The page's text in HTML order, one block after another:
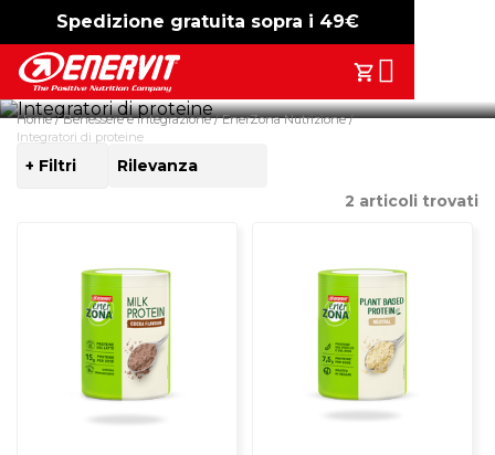
Spedizione gratuita sopra i 49€
-15% free shipping
Il Tuo
Search
Home Benessere e integrazione EnerZona Nutrizione
Integratori di proteine
Scopri i nostri integratori proteici: proteine del latte, vegetali e
fiocchi proteici, soluzioni versatili per bilanciare
l’alimentazione quotidiana.
2 articoli trovati
+ Filtri